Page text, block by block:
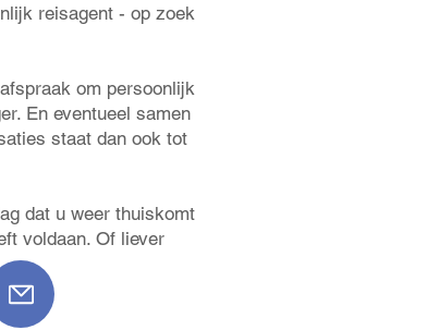
reisagent - op zoek
om persoonlijk
En eventueel samen
staat dan ook tot
dat u weer thuiskomt
voldaan. Of liever